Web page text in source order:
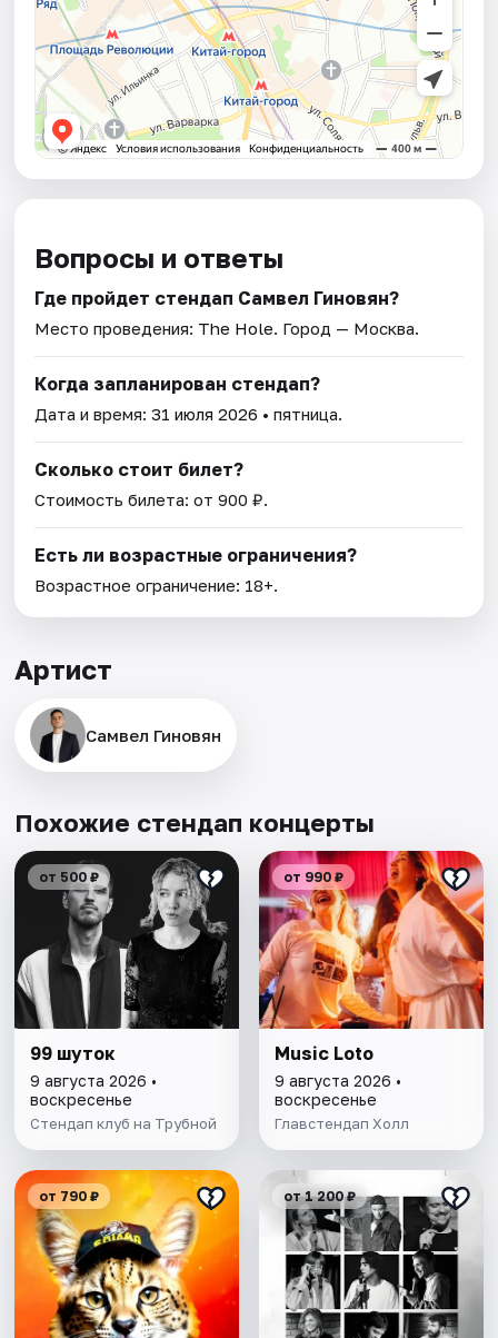
Вопросы и ответы
Где пройдет стендап Самвел Гиновян?
Место проведения: The Hole. Город — Москва.
Когда запланирован стендап?
Дата и время:31 июля 2026 • пятница.
Сколько стоит билет?
Стоимость билета: от 900 ₽.
Есть ли возрастные ограничения?
Возрастное ограничение: 18+.
Артист
Самвел Гиновян
Похожие стендап концерты
от 500 ₽
99 шуток
9 августа 2026 •
воскресенье
Стендап клуб на Трубной
от 990 ₽
Music Loto
9 августа 2026 •
воскресенье
Главстендап Холл
от 790 ₽ от 1 200 ₽